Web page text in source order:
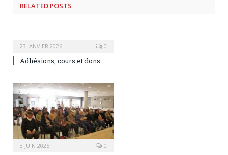
RELATED POSTS
23 JANVIER 2026 0
Adhésions, cours et dons
3 JUIN 2025 0